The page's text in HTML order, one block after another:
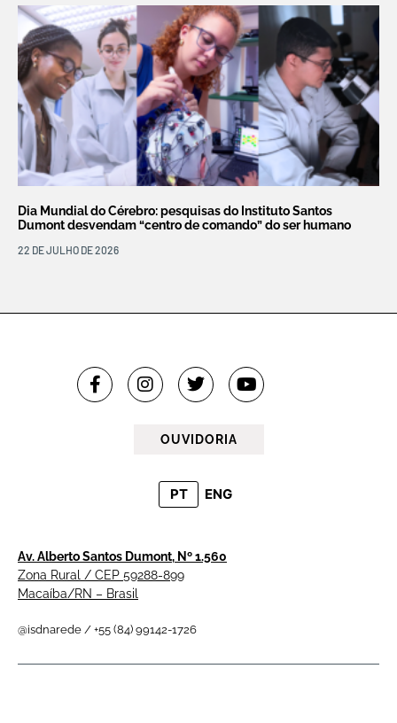
Dia Mundial do Cérebro: pesquisas do Instituto Santos
Dumont desvendam “centro de comando” do ser humano
22 DE JULHO DE 2026
OUVIDORIA
PT ENG
Av. Alberto Santos Dumont, Nº 1.560
Zona Rural / CEP 59288-899
Macaíba/RN – Brasil
@isdnarede / +55 (84) 99142-1726